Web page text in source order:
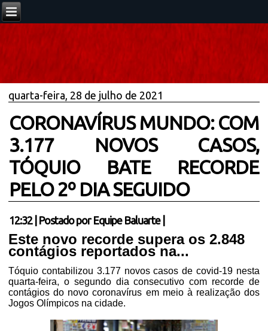
quarta-feira, 28 de julho de 2021
CORONAVÍRUS MUNDO: COM
3.177 NOVOS CASOS,
TÓQUIO BATE RECORDE
PELO 2º DIA SEGUIDO
12:32| Postado por Equipe Baluarte
Este novo recorde supera os 2.848
contágios reportados na...
Tóquio contabilizou 3.177 novos casos de covid-19 nesta
quarta-feira, o segundo dia consecutivo com recorde de
contágios do novo coronavírus em meio à realização dos
Jogos Olímpicos na cidade.